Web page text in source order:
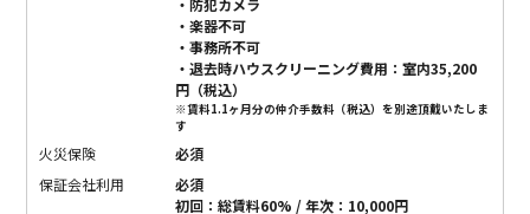
・防犯カメラ
・楽器不可
・事務所不可
・退去時ハウスクリーニング費用：室内35,200
円（税込）
※賃料1.1ヶ月分の仲介手数料（税込）を別途頂戴いたしま
す
火災保険
必須
保証会社利用
必須
初回：総賃料60% / 年次：10,000円